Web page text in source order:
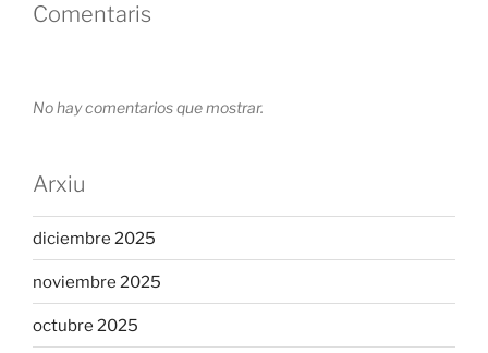
Comentaris
No hay comentarios que mostrar.
Arxiu
diciembre 2025
noviembre 2025
octubre 2025